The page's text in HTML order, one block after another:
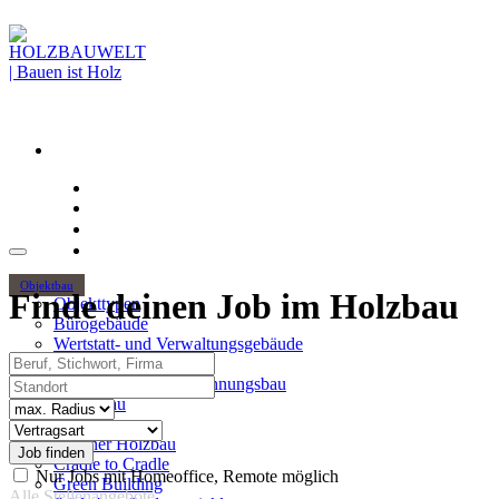
Objektbau
Objekttypen
Bürogebäude
Wertstatt- und Verwaltungsgebäude
Holzhochhäuser
Mehrgeschossiger Wohnungsbau
Hallenbau
Themen
Urbaner Holzbau
Cradle to Cradle
Green Building
Finde deinen Job im Holzbau
Beruf, Stichwort, Firma
Standort
Radius
Vertragsart
Nur Jobs mit Homeoffice, Remote möglich